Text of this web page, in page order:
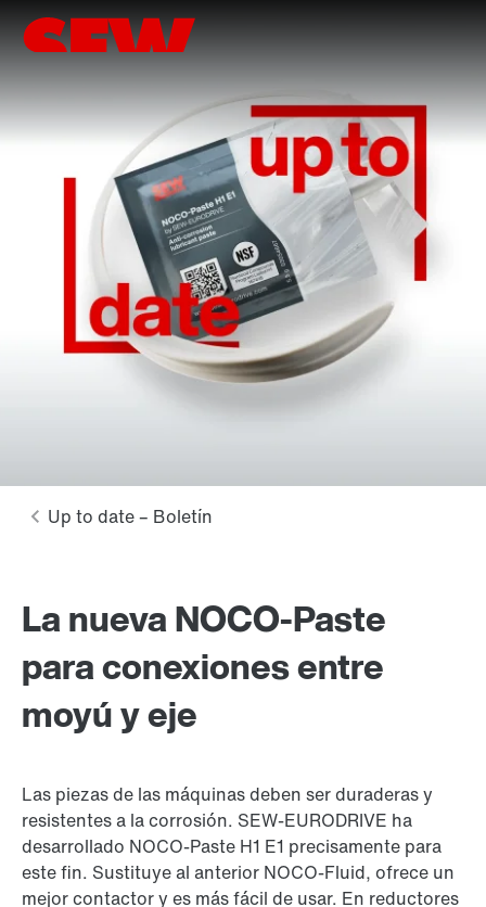
La nueva NOCO-Paste
para conexiones entre
moyú y eje
Las piezas de las máquinas deben ser duraderas y
resistentes a la corrosión. SEW-EURODRIVE ha
desarrollado NOCO-Paste H1 E1 precisamente para
este fin. Sustituye al anterior NOCO-Fluid, ofrece un
mejor contactor y es más fácil de usar. En reductores